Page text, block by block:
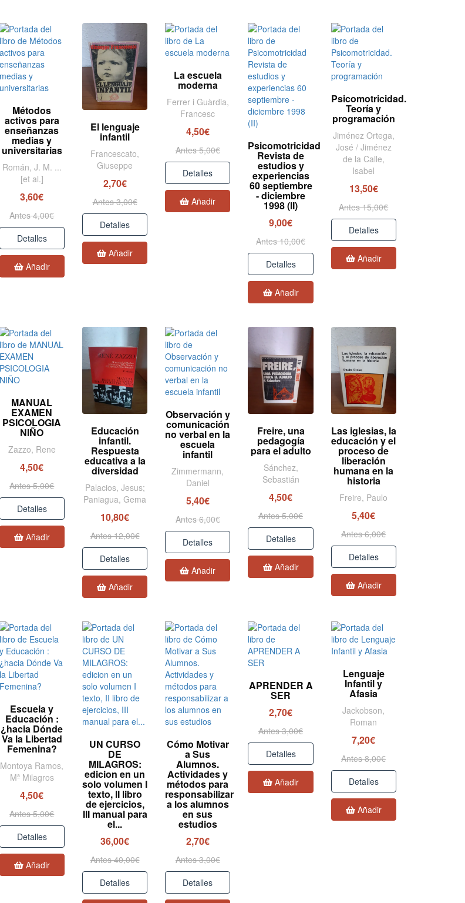
Métodos
activos para
enseñanzas
medias y
universitarias
Román, J. M. ...
[et al.]
3,60€
Antes 4,00€
Detalles
Añadir
El lenguaje
infantil
Francescato,
Giuseppe
2,70€
Antes 3,00€
Detalles
Añadir
La escuela
moderna
Ferrer i Guàrdia,
Francesc
4,50€
Antes 5,00€
Detalles
Añadir
Psicomotricidad
Revista de
estudios y
experiencias
60 septiembre
- diciembre
1998 (II)
9,00€
Antes 10,00€
Detalles
Añadir
Psicomotricidad.
Teoría y
programación
Jiménez Ortega,
José / Jiménez
de la Calle,
Isabel
13,50€
Antes 15,00€
Detalles
Añadir
MANUAL
EXAMEN
PSICOLOGIA
NIÑO
Zazzo, Rene
4,50€
Antes 5,00€
Detalles
Añadir
Educación
infantil.
Respuesta
educativa a la
diversidad
Palacios, Jesus;
Paniagua, Gema
10,80€
Antes 12,00€
Detalles
Añadir
Observación y
comunicación
no verbal en la
escuela
infantil
Zimmermann,
Daniel
5,40€
Antes 6,00€
Detalles
Añadir
Freire, una
pedagogía
para el adulto
Sánchez,
Sebastián
4,50€
Antes 5,00€
Detalles
Añadir
Las iglesias, la
educación y el
proceso de
liberación
humana en la
historia
Freire, Paulo
5,40€
Antes 6,00€
Detalles
Añadir
Escuela y
Educación :
¿hacia Dónde
Va la Libertad
Femenina?
Montoya Ramos,
Mª Milagros
4,50€
Antes 5,00€
Detalles
Añadir
UN CURSO
DE
MILAGROS:
edicion en un
solo volumen I
texto, II libro
de ejercicios,
III manual para
el...
36,00€
Antes 40,00€
Detalles
Cómo Motivar
a Sus
Alumnos.
Actividades y
métodos para
responsabilizar
a los alumnos
en sus
estudios
2,70€
Antes 3,00€
Detalles
APRENDER A
SER
2,70€
Antes 3,00€
Detalles
Añadir
Lenguaje
Infantil y
Afasia
Jackobson,
Roman
7,20€
Antes 8,00€
Detalles
Añadir